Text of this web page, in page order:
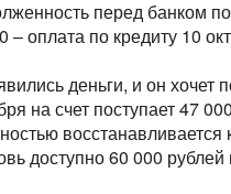
перед банком
– оплата по кредиту 10
деньги, и он хочет
на счет поступает 47
восстанавливается
доступно 60 000 рублей